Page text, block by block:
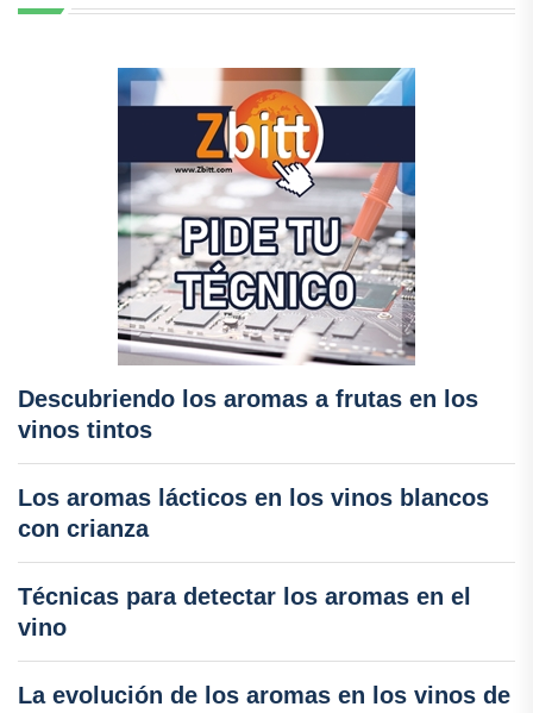
Descubriendo los aromas a frutas en los
vinos tintos
Los aromas lácticos en los vinos blancos
con crianza
Técnicas para detectar los aromas en el
vino
La evolución de los aromas en los vinos de